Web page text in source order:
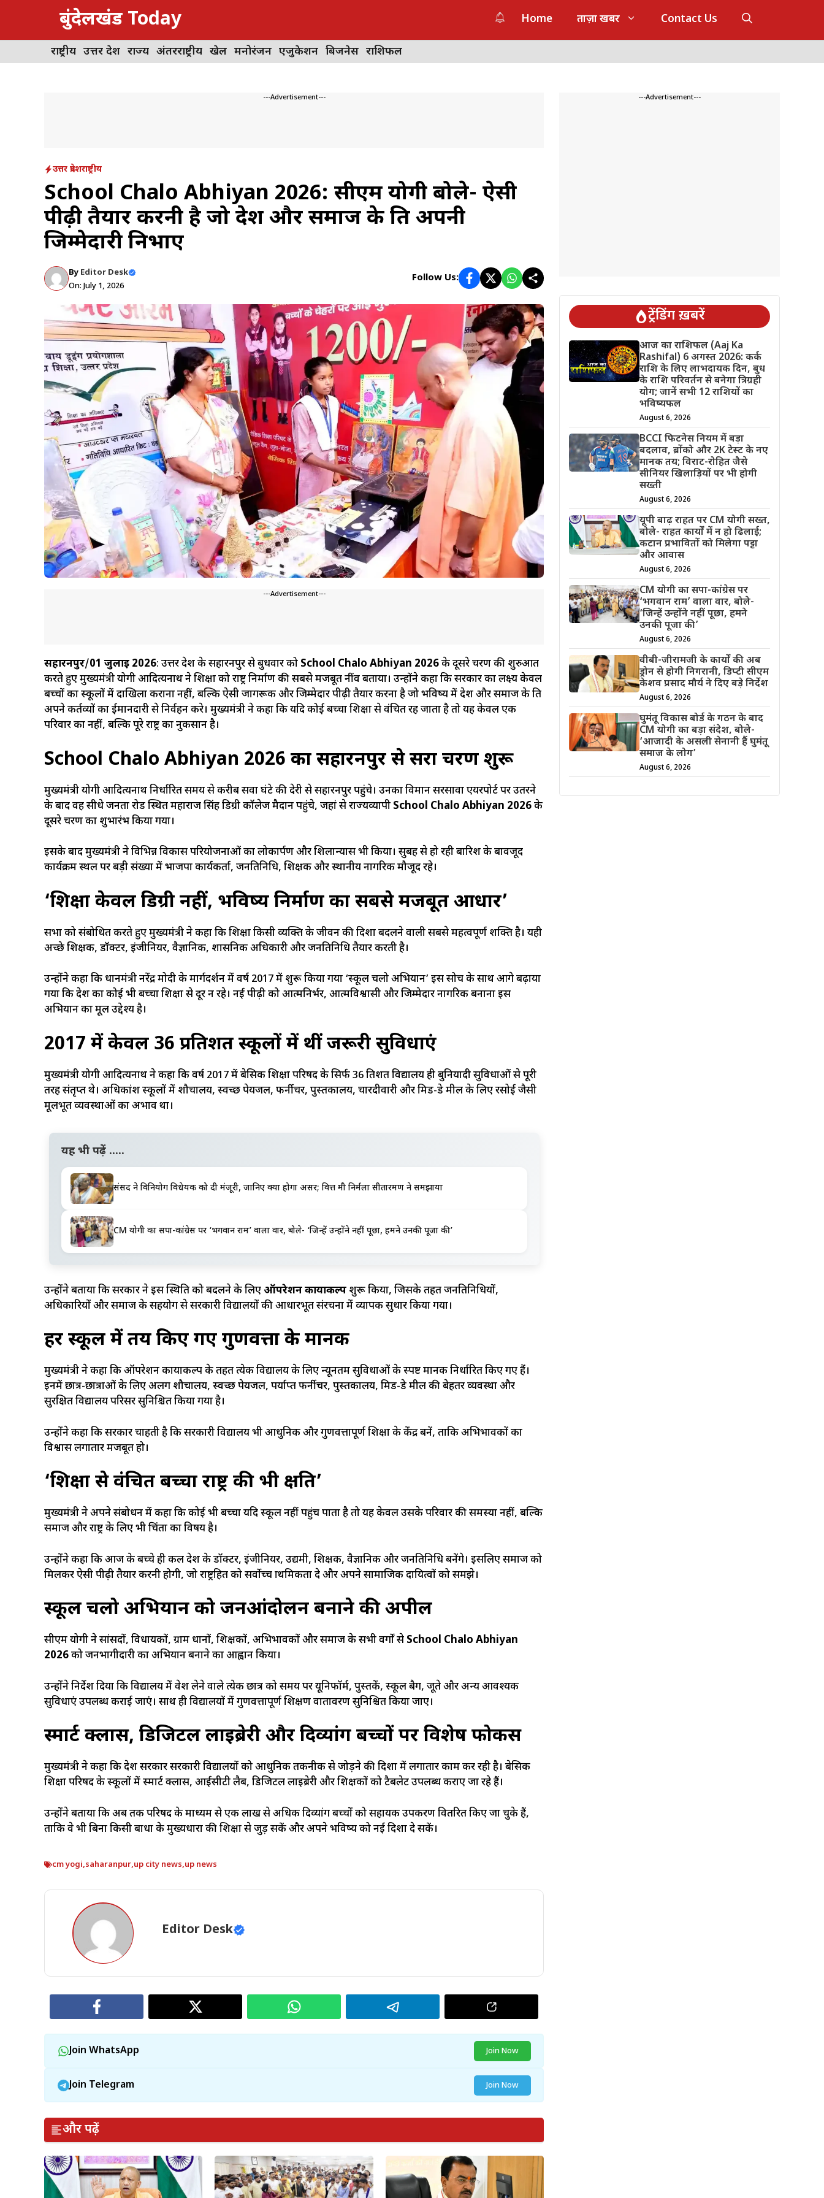
content
बुंदेलखंड Today Home ताज़ा खबर Contact Us
राष्ट्रीय उत्तर प्रदेश राज्य अंतरराष्ट्रीय खेल मनोरंजन एजुकेशन बिजनेस राशिफल
---Advertisement---
उत्तर प्रदेशराष्ट्रीय
School Chalo Abhiyan 2026: सीएम योगी बोले- ऐसी
पीढ़ी तैयार करनी है जो देश और समाज के प्रति अपनी
जिम्मेदारी निभाए
By Editor Desk
On: July 1, 2026
Follow Us:
---Advertisement---
सहारनपुर/01 जुलाई 2026: उत्तर प्रदेश के सहारनपुर से बुधवार को School Chalo Abhiyan 2026के दूसरे चरण की शुरुआत
करते हुए मुख्यमंत्री योगी आदित्यनाथ ने शिक्षा को राष्ट्र निर्माण की सबसे मजबूत नींव बताया। उन्होंने कहा कि सरकार का लक्ष्य केवल
बच्चों का स्कूलों में दाखिला कराना नहीं, बल्कि ऐसी जागरूक और जिम्मेदार पीढ़ी तैयार करना है जो भविष्य में देश और समाज के प्रति
अपने कर्तव्यों का ईमानदारी से निर्वहन करे। मुख्यमंत्री ने कहा कि यदि कोई बच्चा शिक्षा से वंचित रह जाता है तो यह केवल एक
परिवार का नहीं, बल्कि पूरे राष्ट्र का नुकसान है।
School Chalo Abhiyan 2026 का सहारनपुर से दूसरा चरण शुरू
मुख्यमंत्री योगी आदित्यनाथ निर्धारित समय से करीब सवा घंटे की देरी से सहारनपुर पहुंचे। उनका विमान सरसावा एयरपोर्ट पर उतरने
के बाद वह सीधे जनता रोड स्थित महाराज सिंह डिग्री कॉलेज मैदान पहुंचे, जहां से राज्यव्यापी School Chalo Abhiyan 2026के
दूसरे चरण का शुभारंभ किया गया।
इसके बाद मुख्यमंत्री ने विभिन्न विकास परियोजनाओं का लोकार्पण और शिलान्यास भी किया। सुबह से हो रही बारिश के बावजूद
कार्यक्रम स्थल पर बड़ी संख्या में भाजपा कार्यकर्ता, जनप्रतिनिधि, शिक्षक और स्थानीय नागरिक मौजूद रहे।
‘शिक्षा केवल डिग्री नहीं, भविष्य निर्माण का सबसे मजबूत आधार’
सभा को संबोधित करते हुए मुख्यमंत्री ने कहा कि शिक्षा किसी व्यक्ति के जीवन की दिशा बदलने वाली सबसे महत्वपूर्ण शक्ति है। यही
अच्छे शिक्षक, डॉक्टर, इंजीनियर, वैज्ञानिक, प्रशासनिक अधिकारी और जनप्रतिनिधि तैयार करती है।
उन्होंने कहा कि प्रधानमंत्री नरेंद्र मोदी के मार्गदर्शन में वर्ष 2017 में शुरू किया गया ‘स्कूल चलो अभियान’ इस सोच के साथ आगे बढ़ाया
गया कि प्रदेश का कोई भी बच्चा शिक्षा से दूर न रहे। नई पीढ़ी को आत्मनिर्भर, आत्मविश्वासी और जिम्मेदार नागरिक बनाना इस
अभियान का मूल उद्देश्य है।
2017 में केवल 36 प्रतिशत स्कूलों में थीं जरूरी सुविधाएं
मुख्यमंत्री योगी आदित्यनाथ ने कहा कि वर्ष 2017 में बेसिक शिक्षा परिषद के सिर्फ 36 प्रतिशत विद्यालय ही बुनियादी सुविधाओं से पूरी
तरह संतृप्त थे। अधिकांश स्कूलों में शौचालय, स्वच्छ पेयजल, फर्नीचर, पुस्तकालय, चारदीवारी और मिड-डे मील के लिए रसोई जैसी
मूलभूत व्यवस्थाओं का अभाव था।
यह भी पढ़ें .....
संसद ने विनियोग विधेयक को दी मंजूरी, जानिए क्या होगा असर; वित्त मंत्री निर्मला सीतारमण ने समझाया
CM योगी का सपा-कांग्रेस पर ‘भगवान राम’ वाला वार, बोले- ‘जिन्हें उन्होंने नहीं पूछा, हमने उनकी पूजा की’
उन्होंने बताया कि सरकार ने इस स्थिति को बदलने के लिएऑपरेशन कायाकल्प शुरू किया, जिसके तहत जनप्रतिनिधियों,
अधिकारियों और समाज के सहयोग से सरकारी विद्यालयों की आधारभूत संरचना में व्यापक सुधार किया गया।
हर स्कूल में तय किए गए गुणवत्ता के मानक
मुख्यमंत्री ने कहा कि ऑपरेशन कायाकल्प के तहत प्रत्येक विद्यालय के लिए न्यूनतम सुविधाओं के स्पष्ट मानक निर्धारित किए गए हैं।
इनमें छात्र-छात्राओं के लिए अलग शौचालय, स्वच्छ पेयजल, पर्याप्त फर्नीचर, पुस्तकालय, मिड-डे मील की बेहतर व्यवस्था और
सुरक्षित विद्यालय परिसर सुनिश्चित किया गया है।
उन्होंने कहा कि सरकार चाहती है कि सरकारी विद्यालय भी आधुनिक और गुणवत्तापूर्ण शिक्षा के केंद्र बनें, ताकि अभिभावकों का
विश्वास लगातार मजबूत हो।
‘शिक्षा से वंचित बच्चा राष्ट्र की भी क्षति’
मुख्यमंत्री ने अपने संबोधन में कहा कि कोई भी बच्चा यदि स्कूल नहीं पहुंच पाता है तो यह केवल उसके परिवार की समस्या नहीं, बल्कि
समाज और राष्ट्र के लिए भी चिंता का विषय है।
उन्होंने कहा कि आज के बच्चे ही कल देश के डॉक्टर, इंजीनियर, उद्यमी, शिक्षक, वैज्ञानिक और जनप्रतिनिधि बनेंगे। इसलिए समाज को
मिलकर ऐसी पीढ़ी तैयार करनी होगी, जो राष्ट्रहित को सर्वोच्च प्राथमिकता दे और अपने सामाजिक दायित्वों को समझे।
स्कूल चलो अभियान को जनआंदोलन बनाने की अपील
सीएम योगी ने सांसदों, विधायकों, ग्राम प्रधानों, शिक्षकों, अभिभावकों और समाज के सभी वर्गों से School Chalo Abhiyan
2026को जनभागीदारी का अभियान बनाने का आह्वान किया।
उन्होंने निर्देश दिया कि विद्यालय में प्रवेश लेने वाले प्रत्येक छात्र को समय पर यूनिफॉर्म, पुस्तकें, स्कूल बैग, जूते और अन्य आवश्यक
सुविधाएं उपलब्ध कराई जाएं। साथ ही विद्यालयों में गुणवत्तापूर्ण शिक्षण वातावरण सुनिश्चित किया जाए।
स्मार्ट क्लास, डिजिटल लाइब्रेरी और दिव्यांग बच्चों पर विशेष फोकस
मुख्यमंत्री ने कहा कि प्रदेश सरकार सरकारी विद्यालयों को आधुनिक तकनीक से जोड़ने की दिशा में लगातार काम कर रही है। बेसिक
शिक्षा परिषद के स्कूलों में स्मार्ट क्लास, आईसीटी लैब, डिजिटल लाइब्रेरी और शिक्षकों को टैबलेट उपलब्ध कराए जा रहे हैं।
उन्होंने बताया कि अब तक परिषद के माध्यम से एक लाख से अधिक दिव्यांग बच्चों को सहायक उपकरण वितरित किए जा चुके हैं,
ताकि वे भी बिना किसी बाधा के मुख्यधारा की शिक्षा से जुड़ सकें और अपने भविष्य को नई दिशा दे सकें।
cm yogi,saharanpur,up city news,up news
Editor Desk
Join WhatsApp Join Now
Join Telegram Join Now
और पढ़ें
---Advertisement---
ट्रेंडिंग ख़बरें
आज का राशिफल (Aaj Ka
Rashifal) 6 अगस्त 2026: कर्क
राशि के लिए लाभदायक दिन, बुध
के राशि परिवर्तन से बनेगा त्रिग्रही
योग; जानें सभी 12 राशियों का
भविष्यफल
August 6, 2026
BCCI फिटनेस नियम में बड़ा
बदलाव, ब्रोंको और 2K टेस्ट के नए
मानक तय; विराट-रोहित जैसे
सीनियर खिलाड़ियों पर भी होगी
सख्ती
August 6, 2026
यूपी बाढ़ राहत पर CM योगी सख्त,
बोले- राहत कार्यों में न हो ढिलाई;
कटान प्रभावितों को मिलेगा पट्टा
और आवास
August 6, 2026
CM योगी का सपा-कांग्रेस पर
‘भगवान राम’ वाला वार, बोले-
‘जिन्हें उन्होंने नहीं पूछा, हमने
उनकी पूजा की’
August 6, 2026
वीबी-जीरामजी के कार्यों की अब
ड्रोन से होगी निगरानी, डिप्टी सीएम
केशव प्रसाद मौर्य ने दिए बड़े निर्देश
August 6, 2026
घुमंतू विकास बोर्ड के गठन के बाद
CM योगी का बड़ा संदेश, बोले-
‘आजादी के असली सेनानी हैं घुमंतू
समाज के लोग’
August 6, 2026